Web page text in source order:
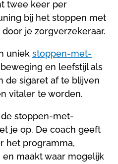
twee keer per
bij het stoppen met
je zorgverzekeraar.
uniek stoppen-met-
en leefstijl als
de sigaret af te blijven
vitaler te worden.
stoppen-met-
je op. De coach geeft
het programma,
maakt waar mogelijk